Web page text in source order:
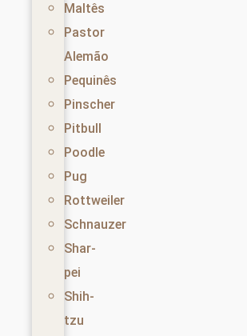
Maltês
Pastor
Alemão
Pequinês
Pinscher
Pitbull
Poodle
Pug
Rottweiler
Schnauzer
Shar-
pei
Shih-
tzu